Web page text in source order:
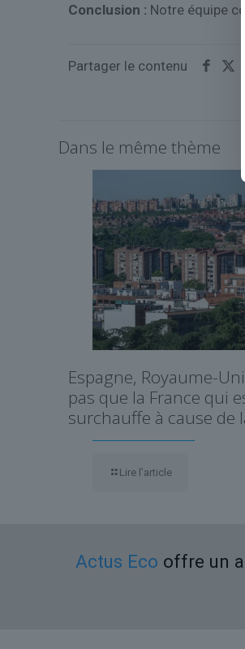
Conclusion : Notre équipe
Partager le contenu
Dans le même thème
Espagne, Royaume-
pas que la France qui
surchauffe à cause de
Lire l’article
Actus Eco offre un